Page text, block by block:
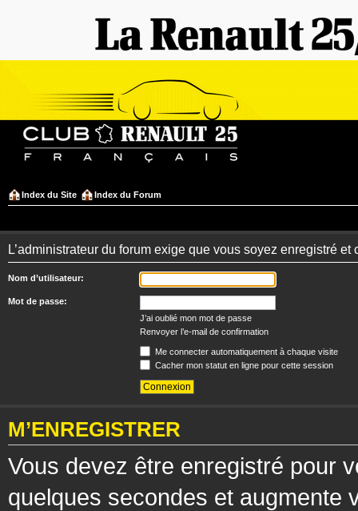
Index du Site Index du Forum
L’administrateur du forum exige que vous soyez enregistré
Nom d’utilisateur:
Mot de passe:
J’ai oublié mon mot de passe
Renvoyer l’e-mail de confirmation
Me connecter automatiquement à chaque visite
Cacher mon statut en ligne pour cette session
M’ENREGISTRER
Vous devez être enregistré pour
quelques secondes et augmente